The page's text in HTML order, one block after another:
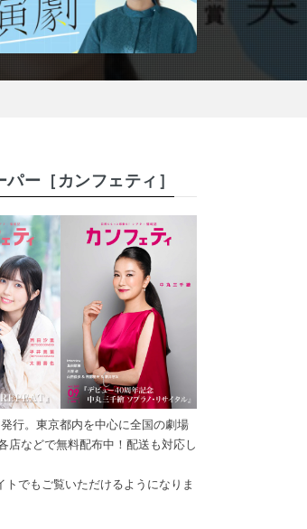
パー［カンフェティ］
行。東京都内を中心に全国の劇場
店などで無料配布中！配送も対応し
トでもご覧いただけるようになりま